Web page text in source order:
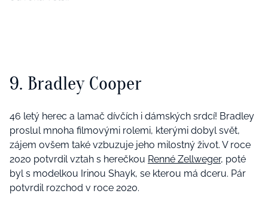
9. Bradley Cooper
46 letý herec a lamač dívčích i dámských srdcí! Bradley
proslul mnoha filmovými rolemi, kterými dobyl svět,
zájem ovšem také vzbuzuje jeho milostný život. V roce
2020 potvrdil vztah s herečkou Renné Zellweger, poté
byl s modelkou Irinou Shayk, se kterou má dceru. Pár
potvrdil rozchod v roce 2020.